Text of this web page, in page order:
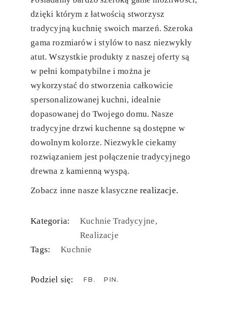
dzięki którym z łatwością stworzysz
tradycyjną kuchnię swoich marzeń. Szeroka
gama rozmiarów i stylów to nasz niezwykły
atut. Wszystkie produkty z naszej oferty są
w pełni kompatybilne i można je
wykorzystać do stworzenia całkowicie
spersonalizowanej kuchni, idealnie
dopasowanej do Twojego domu. Nasze
tradycyjne drzwi kuchenne są dostępne w
dowolnym kolorze. Niezwykle ciekamy
rozwiązaniem jest połączenie tradycyjnego
drewna z kamienną wyspą.
Zobacz inne nasze klasycznerealizacje.
Kategoria:
Kuchnie Tradycyjne
Realizacje
Tags:
Kuchnie
Podziel się: FB PIN